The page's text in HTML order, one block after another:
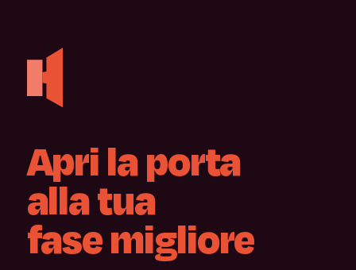
Aprilaporta
allatua
fasemigliore